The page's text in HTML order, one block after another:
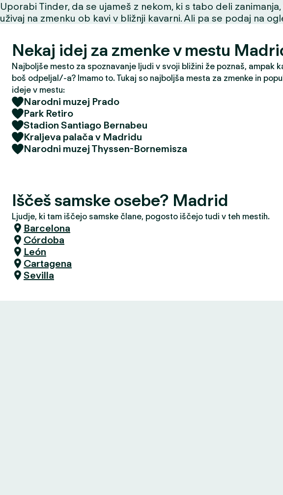
Uporabi Tinder, da se ujameš z nekom, ki s tabo deli
uživaj na zmenku ob kavi v bližnji kavarni. Ali pa se podaj na
Nekaj idej za zmenke v mestu
Najboljše mesto za spoznavanje ljudi v svoji bližini že poznaš, ampak
boš odpeljal/-a? Imamo to. Tukaj so najboljša mesta za zmenke in
ideje v mestu:
Narodni muzej Prado
Park Retiro
Stadion Santiago Bernabeu
Kraljeva palača v Madridu
Narodni muzej Thyssen-Bornemisza
Iščeš samske osebe? Madrid
Ljudje, ki tam iščejo samske člane, pogosto iščejo tudi v teh mestih.
Barcelona
Córdoba
León
Cartagena
Sevilla